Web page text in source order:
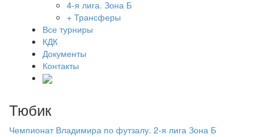
4-я лига. Зона Б
+ Трансферы
Все турниры
КДК
Документы
Контакты
Тюбик
Чемпионат Владимира по футзалу. 2-я лига Зона Б